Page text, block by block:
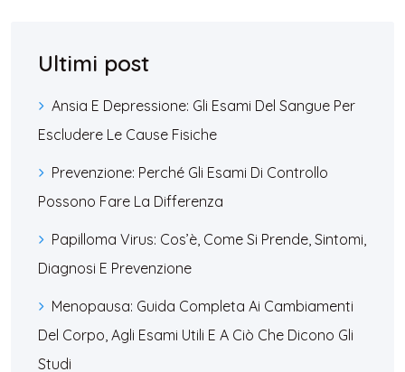
Ultimi post
Ansia E Depressione: Gli Esami Del Sangue Per
Escludere Le Cause Fisiche
Prevenzione: Perché Gli Esami Di Controllo
Possono Fare La Differenza
Papilloma Virus: Cos’è, Come Si Prende, Sintomi,
Diagnosi E Prevenzione
Menopausa: Guida Completa Ai Cambiamenti
Del Corpo, Agli Esami Utili E A Ciò Che Dicono Gli
Studi